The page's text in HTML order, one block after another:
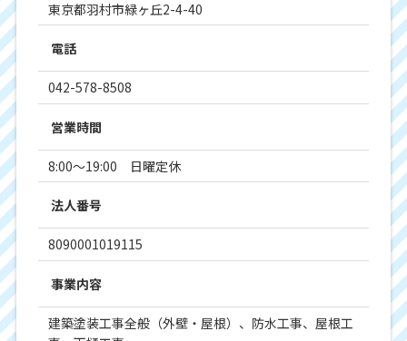
東京都羽村市緑ヶ丘2-4-40
電話
042-578-8508
営業時間
8:00～19:00 日曜定休
法人番号
8090001019115
事業内容
建築塗装工事全般（外壁・屋根）、防水工事、屋根工